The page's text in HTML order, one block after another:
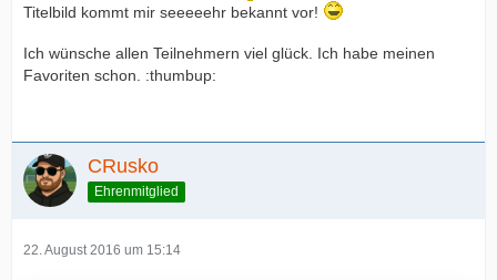
Titelbild kommt mir seeeeehr bekannt vor!
Ich wünsche allen Teilnehmern viel glück. Ich habe meinen
Favoriten schon. :thumbup:
CRusko
Ehrenmitglied
22. August 2016 um 15:14